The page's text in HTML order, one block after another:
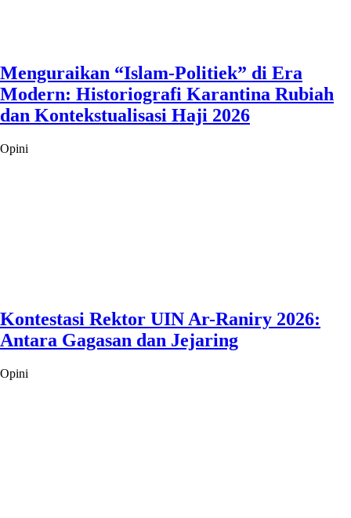
Menguraikan “Islam-Politiek” di Era
Modern: Historiografi Karantina Rubiah
dan Kontekstualisasi Haji 2026
Opini
Kontestasi Rektor UIN Ar-Raniry 2026:
Antara Gagasan dan Jejaring
Opini